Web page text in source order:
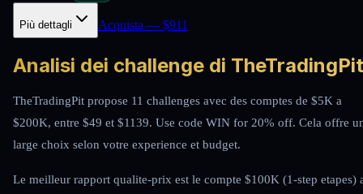
Più dettagli Acquista — $911
Analisi dei challenge di TheTradingPit
TheTradingPit propose 11 challenges avec des comptes de $5K a
$200K, entre $49 et $1139. Use code WIN for 20% off. Cela offre
large choix selon votre experience et budget.
Le meilleur rapport qualite-prix est le compte $100K (1-step etapes)